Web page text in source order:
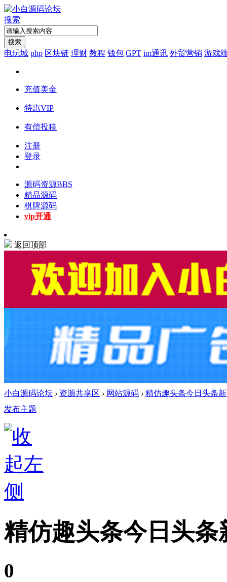
搜索
搜索
电玩城 php 区块链 理财 教程 钱包 GPT im通讯 外贸营销 游戏
充值美金
特惠VIP
有偿投稿
注册
登录
源码资源BBS
精品源码
棋牌源码
vip开通
返回顶部
小白源码论坛 › 资源共享区 › 网站源码 › 精仿趣头条今日头条
发布主题
精仿趣头条今日头
0